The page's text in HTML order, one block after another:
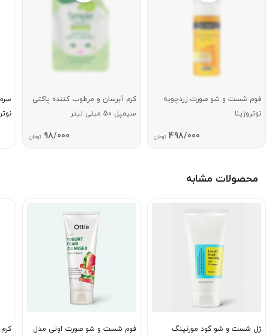
فوم شست و شو صورت زردچوبه
نوتروژینا
498/000 تومان
کرم آبرسان و مرطوب کننده پاکتی
سیمپل 50 میلی لیتر
98/000 تومان
محصولات مشابه
ژل شست و شو گود مورنینگ
فوم شست و شو صورت اوتی مدل